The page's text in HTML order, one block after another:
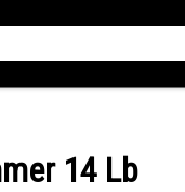
14 Lb